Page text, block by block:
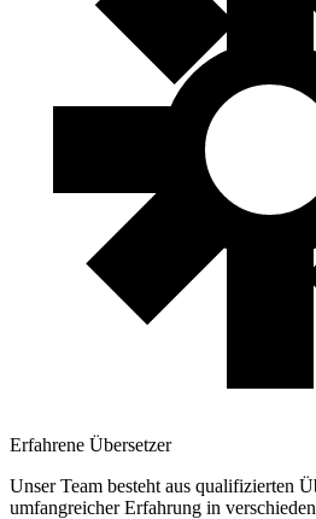
Erfahrene Übersetzer
Unser Team besteht aus qualifizierten
umfangreicher Erfahrung in